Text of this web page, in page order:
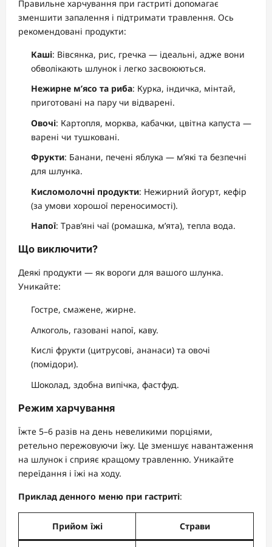
Правильне харчування при гастриті допомагає
зменшити запалення і підтримати травлення. Ось
рекомендовані продукти:
Каші: Вівсянка, рис, гречка — ідеальні, адже вони
обволікають шлунок і легко засвоюються.
Нежирне м’ясо та риба: Курка, індичка, мінтай,
приготовані на пару чи відварені.
Овочі: Картопля, морква, кабачки, цвітна капуста —
варені чи тушковані.
Фрукти: Банани, печені яблука — м’які та безпечні
для шлунка.
Кисломолочні продукти: Нежирний йогурт, кефір
(за умови хорошої переносимості).
Напої: Трав’яні чаї (ромашка, м’ята), тепла вода.
Що виключити?
Деякі продукти — як вороги для вашого шлунка.
Уникайте:
Гостре, смажене, жирне.
Алкоголь, газовані напої, каву.
Кислі фрукти (цитрусові, ананаси) та овочі
(помідори).
Шоколад, здобна випічка, фастфуд.
Режим харчування
Їжте 5–6 разів на день невеликими порціями,
ретельно пережовуючи їжу. Це зменшує навантаження
на шлунок і сприяє кращому травленню. Уникайте
переїдання і їжі на ходу.
Приклад денного меню при гастриті:
Прийом їжі Страви